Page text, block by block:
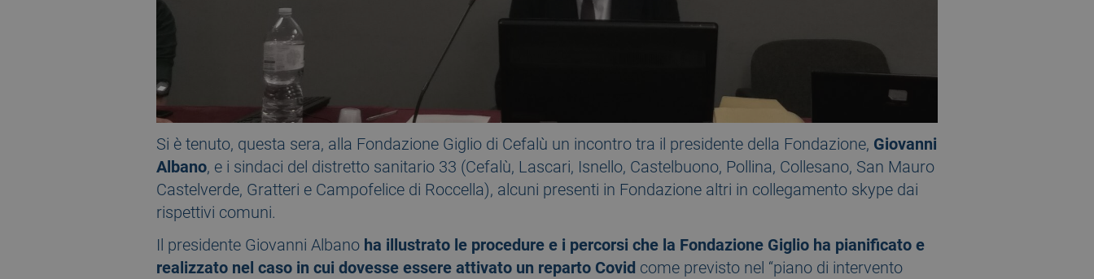
Si è tenuto, questa sera, alla Fondazione Giglio di Cefalù un incontro tra il presidente della Fondazione, Giovanni
Albano, e i sindaci del distretto sanitario 33 (Cefalù, Lascari, Isnello, Castelbuono, Pollina, Collesano, San Mauro
Castelverde, Gratteri e Campofelice di Roccella), alcuni presenti in Fondazione altri in collegamento skype dai
rispettivi comuni.
Il presidente Giovanni Albano ha illustrato le procedure e i percorsi che la Fondazione Giglio ha pianificato e
realizzato nel caso in cui dovesse essere attivato un reparto Covid come previsto nel “piano di intervento